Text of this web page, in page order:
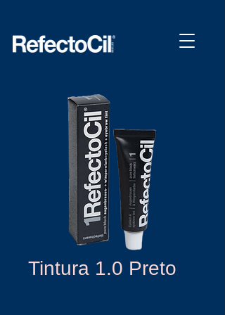
Tintura 1.0 Preto